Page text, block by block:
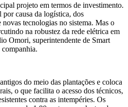
projeto em termos de investimento.
causa da logística, dos
tecnologias no sistema. Mas o
na robustez da rede elétrica em
Omori, superintendente de Smart
do meio das plantações e coloca
o que facilita o acesso dos técnicos,
contra as intempéries. Os